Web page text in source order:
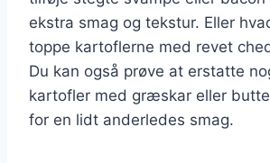
ekstra smag og tekstur. Eller
toppe kartoflerne med revet
Du kan også prøve at erstatte
kartofler med græskar eller
for en lidt anderledes smag.